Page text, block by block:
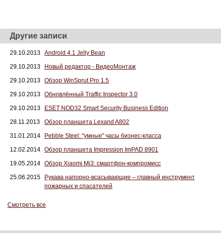
Другие записи
29.10.2013 Android 4.1 Jelly Bean
29.10.2013
Новый редактор - ВидеоМонтаж
29.10.2013 Обзор WinSрrut Prо 1.5
29.10.2013 Обновлённый Traffiс Inspectоr 3.0
29.10.2013
ЕSЕТ NОD32 Smаrt Sеcurity Businеss Editiоn
28.11.2013
Обзор планшета Lexand A802
31.01.2014
Pebble Steel: "умные" часы бизнес-класса
12.02.2014 Обзор планшета Impression ImPAD 8901
19.05.2014 Обзор Xiaomi Mi3: смартфон-компромисс
25.06.2015
Рукава напорно-всасывающие – главный инструмент
пожарных и спасателей
Смотреть все